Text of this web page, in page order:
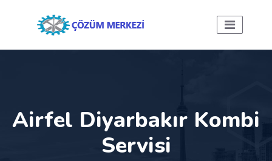
Airfel Diyarbakır Kombi
Servisi